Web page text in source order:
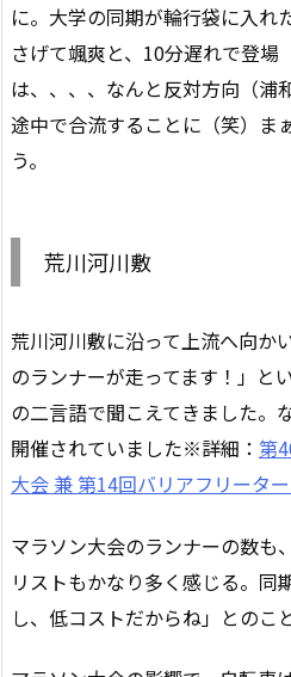
に。大学の同期が輪行袋に入れ
さげて颯爽と、10分遅れで登場
は、、、、なんと反対方向（浦
途中で合流することに（笑）ま
う。
荒川河川敷
荒川河川敷に沿って上流へ向か
のランナーが走ってます！」と
の二言語で聞こえてきました。
開催されていました※詳細： 第
大会 兼 第14回バリアフリータ
マラソン大会のランナーの数も
リストもかなり多く感じる。同
し、低コストだからね」とのこと